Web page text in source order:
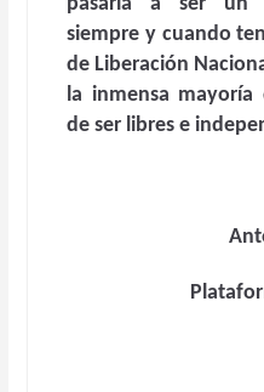
siempre y cuando
de Liberación
la inmensa mayoría
de ser libres e